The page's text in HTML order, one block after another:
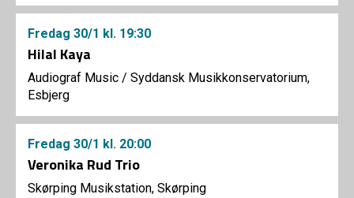
Fredag 30/1 kl. 19:30
Hilal Kaya
Audiograf Music / Syddansk Musikkonservatorium,
Esbjerg
Fredag 30/1 kl. 20:00
Veronika Rud Trio
Skørping Musikstation, Skørping